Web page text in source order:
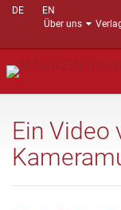
DE
EN
Über uns
Ein Video